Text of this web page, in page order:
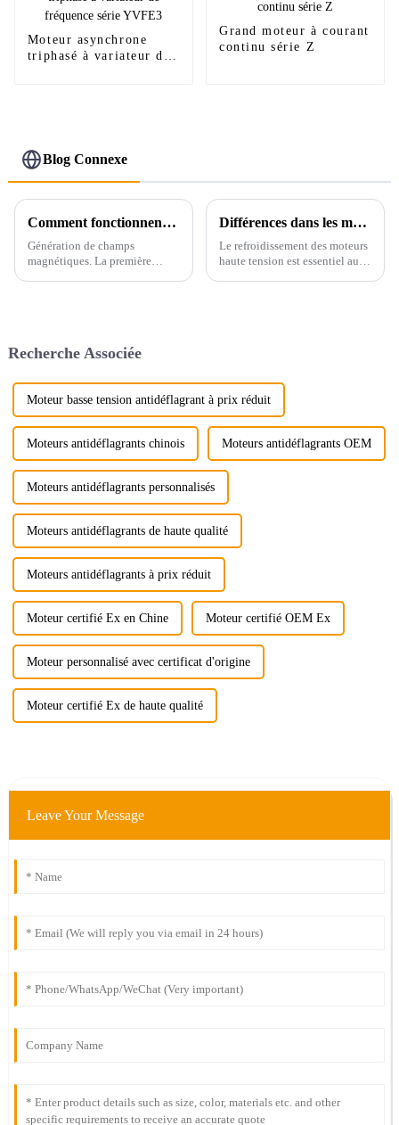
Moteur asynchrone
triphasé à variateur de
Grand moteur à courant
continu série Z
Blog Connexe
Comment fonctionnent les moteurs haute tension
Génération de champs
magnétiques. La première
courant qui le traverse…
Différences dans les méthodes de refroidissement des moteurs haute tension
Le refroidissement des moteurs
haute tension est essentiel au
Recherche Associée
Moteur basse tension antidéflagrant à prix réduit
Moteurs antidéflagrants chinois Moteurs antidéflagrants OEM
Moteurs antidéflagrants personnalisés
Moteurs antidéflagrants de haute qualité
Moteurs antidéflagrants à prix réduit
Moteur certifié Ex en Chine Moteur certifié OEM Ex
Moteur personnalisé avec certificat d'origine
Moteur certifié Ex de haute qualité
Leave Your Message